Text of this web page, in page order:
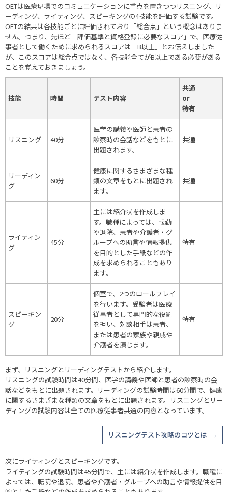
OETは医療現場でのコミュニケーションに重点を置きつつリスニング、リ
ーディング、ライティング、スピーキングの4技能を評価する試験です。
OETの結果は各技能ごとに評価されており「総合点」という概念はありま
せん。つまり、先ほど「評価基準と資格登録に必要なスコア」で、医療従
事者として働くために求められるスコアは「B以上」とお伝えしました
が、このスコアは総合点ではなく、各技能全てがB以上である必要がある
ことを覚えておきましょう。
技能 時間 テスト内容
共通
or
特有
リスニング 40分
医学の講義や医師と患者の
診察時の会話などをもとに
出題されます。
共通
リーディン
グ
60分
健康に関するさまざまな種
類の文章をもとに出題され
ます。
共通
ライティン
グ
45分
主には紹介状を作成しま
す。職種によっては、転勤
や退院、患者や介護者・グ
ループへの助言や情報提供
を目的とした手紙などの作
成を求められることもあり
ます。
特有
スピーキン
グ
20分
個室で、2つのロールプレイ
を行います。受験者は医療
従事者として専門的な役割
を担い、対談相手は患者、
または患者の家族や親戚や
介護者を演じます。
特有
まず、リスニングとリーディングテストから紹介します。
リスニングの試験時間は40分間、医学の講義や医師と患者の診察時の会
話などをもとに出題されます。リーディングの試験時間は60分間で、健康
に関するさまざまな種類の文章をもとに出題されます。リスニングとリー
ディングの試験内容は全ての医療従事者共通の内容となっています。
リスニングテスト攻略のコツとは
次にライティングとスピーキングです。
ライティングの試験時間は45分間で、主には紹介状を作成します。職種に
よっては、転院や退院、患者や介護者・グループへの助言や情報提供を目